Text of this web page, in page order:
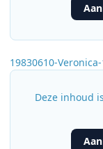
19830610-
Deze inhoud